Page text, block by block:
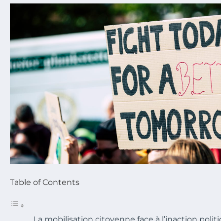
Table of Contents